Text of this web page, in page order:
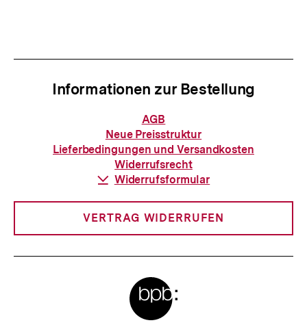
t
Informationen zur Bestellung
Informationen
zur
Bestellung
AGB
Neue Preisstruktur
Lieferbedingungen und Versandkosten
Widerrufsrecht
Download-
Widerrufsformular
VERTRAG WIDERRUFEN